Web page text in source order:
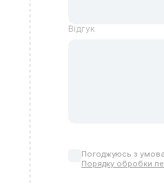
Відгук
Погоджуюсь з
Порядку обробки